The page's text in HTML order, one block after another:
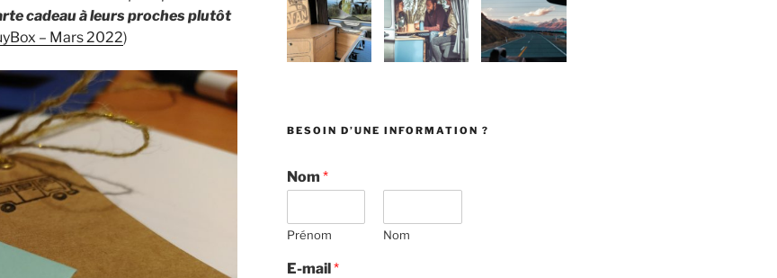
cadeau à leurs proches plutôt
– Mars 2022)
BESOIN D’UNE INFORMATION ?
Nom *
Prénom Nom
E-mail*